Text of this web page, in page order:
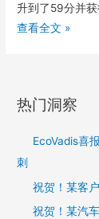
升到了59分并
查看全文 »
热门洞察
EcoVadis喜
刺
祝贺！某客
祝贺！某汽